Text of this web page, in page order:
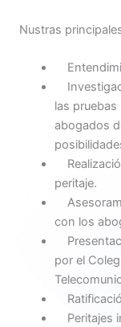
Nustras
las
abogados
peritaje.
con los
por el
Peritajes